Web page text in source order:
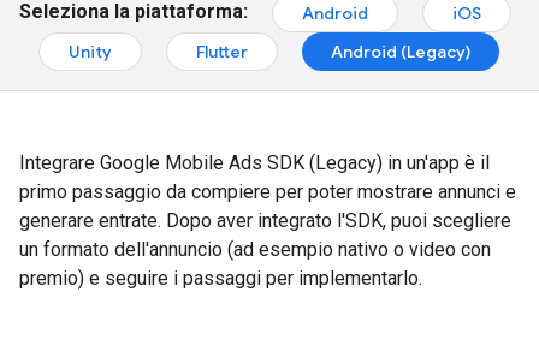
Seleziona la piattaforma: Android
iOS
Unity
Flutter Android (Legacy)
Integrare Google Mobile Ads SDK (Legacy) in un'app è il
primo passaggio da compiere per poter mostrare annunci e
generare entrate. Dopo aver integrato l'SDK, puoi scegliere
un formato dell'annuncio (ad esempio nativo o video con
premio) e seguire i passaggi per implementarlo.